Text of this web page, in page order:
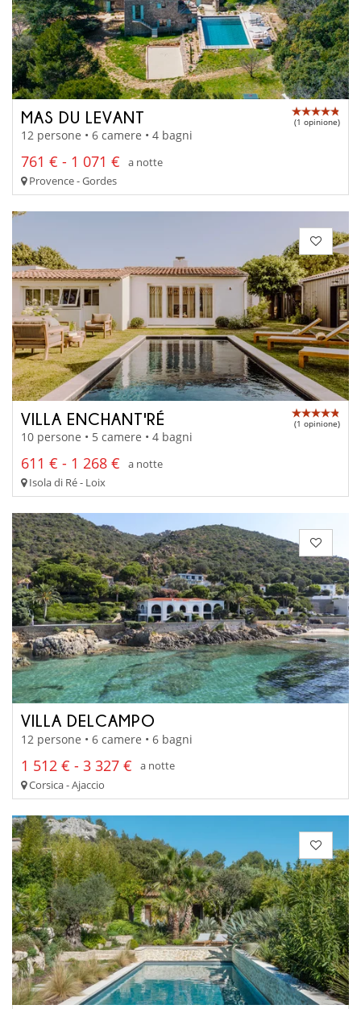
MAS DU LEVANT (1 opinione)
12 persone • 6 camere • 4 bagni
761 € - 1 071 €
a notte
Provence - Gordes
VILLA ENCHANT'RÉ (1 opinione)
10 persone • 5 camere • 4 bagni
611 € - 1 268 €
a notte
Isola di Ré - Loix
VILLA DELCAMPO
12 persone • 6 camere • 6 bagni
1 512 € - 3 327 €
a notte
Corsica - Ajaccio